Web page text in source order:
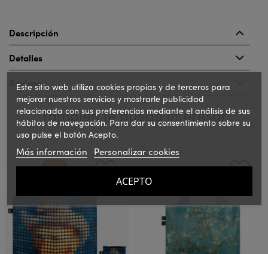
Descripción
Detalles
Reviews
También te puede interesar
Este sitio web utiliza cookies propias y de terceros para
mejorar nuestros servicios y mostrarle publicidad
relacionada con sus preferencias mediante el análisis de sus
hábitos de navegación. Para dar su consentimiento sobre su
uso pulse el botón Acepto.
Más información Personalizar cookies
ACEPTO